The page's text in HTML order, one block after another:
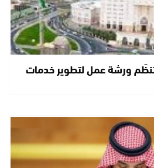
تنظّم ورشة عمل لتطوير خدمات